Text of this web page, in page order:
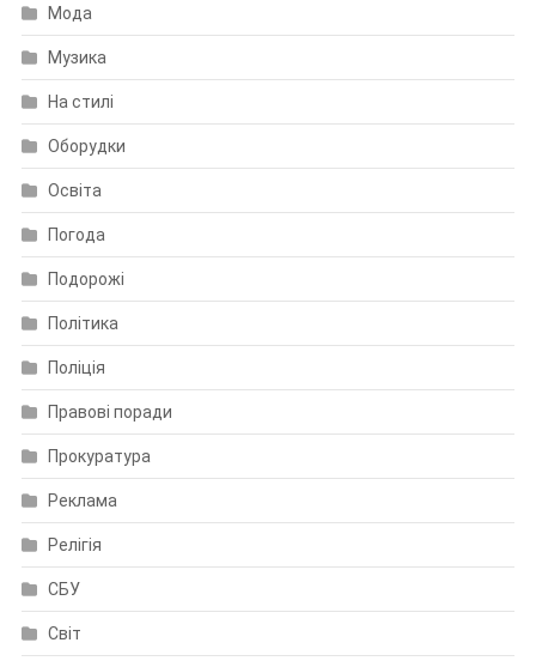
Мода
Музика
На стилі
Оборудки
Освіта
Погода
Подорожі
Політика
Поліція
Правові поради
Прокуратура
Реклама
Релігія
СБУ
Світ